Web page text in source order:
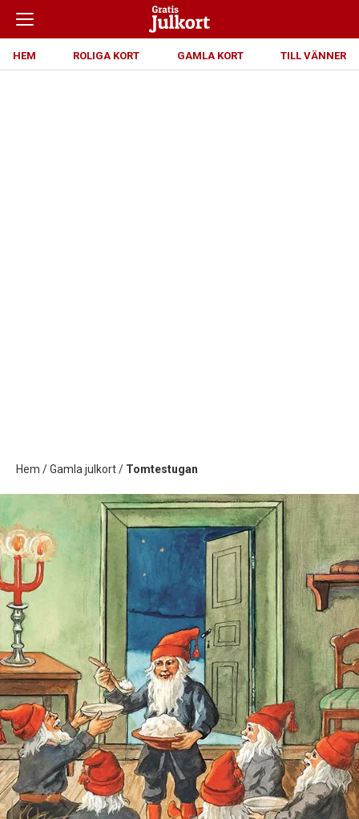
HEM ROLIGA KORT GAMLA KORT TILL VÄNNER
Hem /Gamla julkort/ Tomtestugan